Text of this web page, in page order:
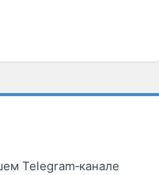
Telegram‑канале